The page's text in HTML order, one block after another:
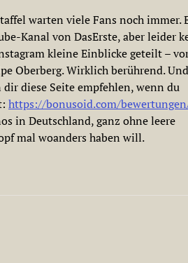
warten viele Fans noch immer.
Kanal von DasErste, aber leider
kleine Einblicke geteilt –
Oberberg. Wirklich berührend. Und
diese Seite empfehlen, wenn du
https://bonusoid.com/
in Deutschland, ganz ohne leere
mal woanders haben will.